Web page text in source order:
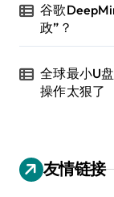
谷歌
政”？
全球最小U
操作太狠了
友情链接